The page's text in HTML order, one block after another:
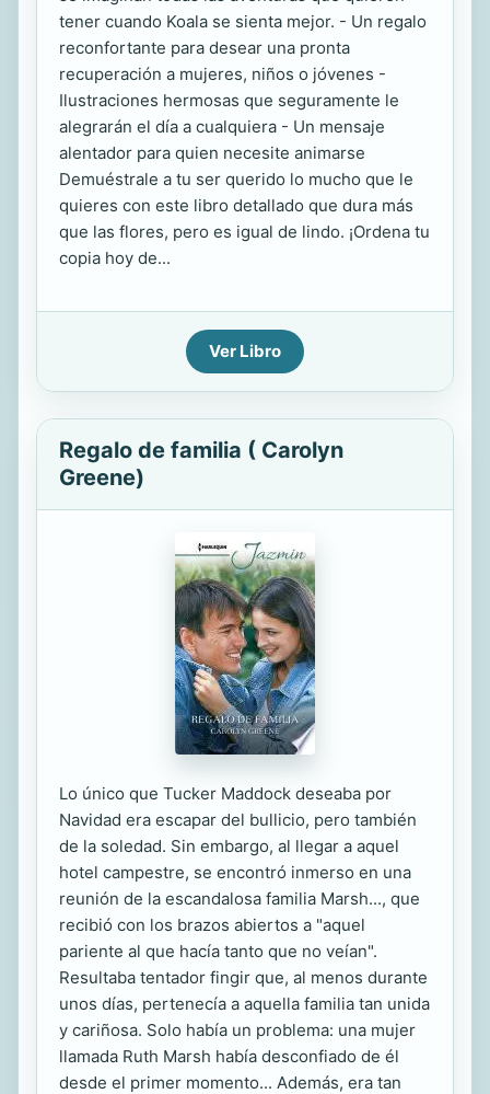
tener cuando Koala se sienta mejor. - Un regalo
reconfortante para desear una pronta
recuperación a mujeres, niños o jóvenes -
Ilustraciones hermosas que seguramente le
alegrarán el día a cualquiera - Un mensaje
alentador para quien necesite animarse
Demuéstrale a tu ser querido lo mucho que le
quieres con este libro detallado que dura más
que las flores, pero es igual de lindo. ¡Ordena tu
copia hoy de...
Ver Libro
Regalo de familia ( Carolyn
Greene)
Lo único que Tucker Maddock deseaba por
Navidad era escapar del bullicio, pero también
de la soledad. Sin embargo, al llegar a aquel
hotel campestre, se encontró inmerso en una
reunión de la escandalosa familia Marsh..., que
recibió con los brazos abiertos a "aquel
pariente al que hacía tanto que no veían".
Resultaba tentador fingir que, al menos durante
unos días, pertenecía a aquella familia tan unida
y cariñosa. Solo había un problema: una mujer
llamada Ruth Marsh había desconfiado de él
desde el primer momento... Además, era tan